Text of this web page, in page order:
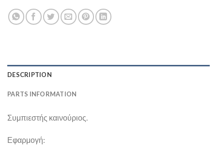
DESCRIPTION
PARTS INFORMATION
Συμπιεστής καινούριος.
Εφαρμογή: